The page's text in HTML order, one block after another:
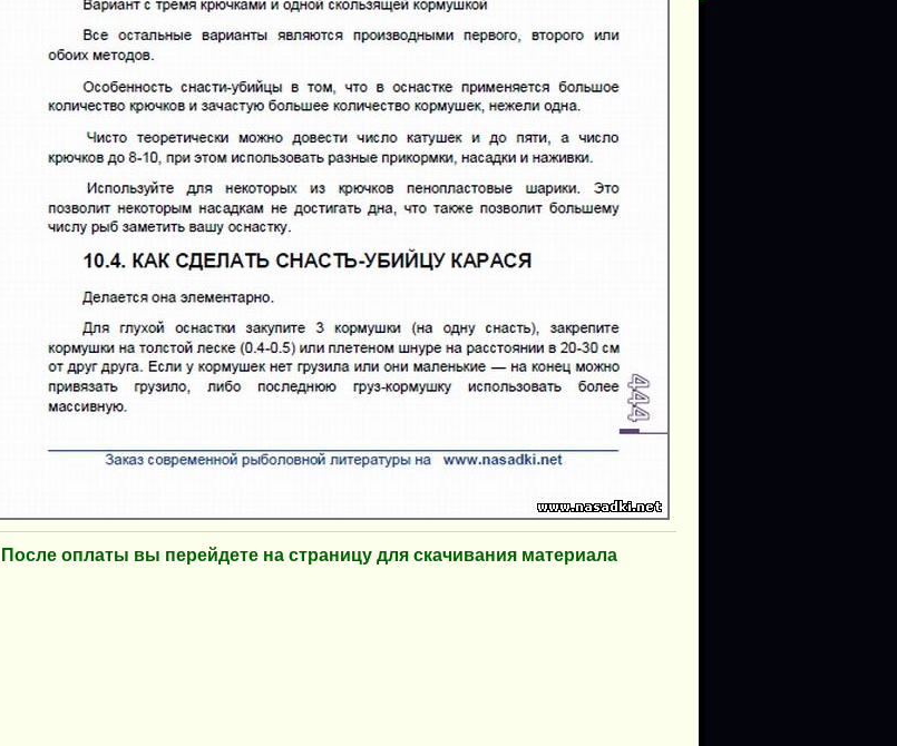
После оплаты вы перейдете на страницу для скачивания материала